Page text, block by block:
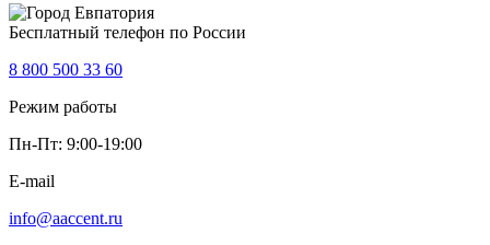
Евпатория
Бесплатный телефон по России
8 800 500 33 60
Режим работы
Пн-Пт: 9:00-19:00
E-mail
info@aaccent.ru